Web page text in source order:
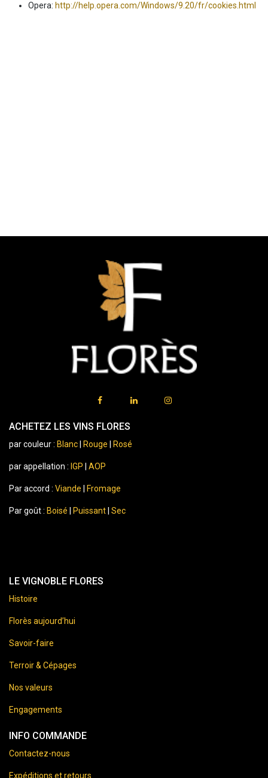
Opera: http://help.opera.com/Windows/9.20/fr/cookies.html
ACHETEZ LES VINS FLORES
par couleur : Blanc Rouge Rosé
par appellation : IGP AOP
Par accord : Viande Fromage
Par goût : Boisé Puissant Sec
LE VIGNOBLE FLORES
Histoire
Florès aujourd’hui
Savoir-faire
Terroir & Cépages
Nos valeurs
Engagements
INFO COMMANDE
Contactez-nous
Expéditions et retours